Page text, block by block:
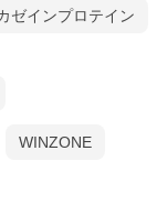
ゼインプロテイン
WINZONE